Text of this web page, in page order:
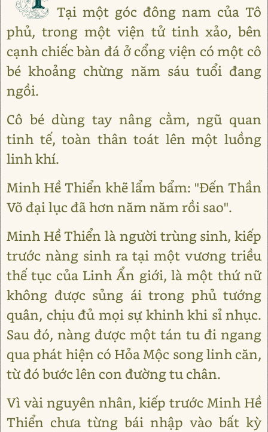
Tại một góc đông nam của Tô
phủ, trong một viện tử tinh xảo, bên
cạnh chiếc bàn đá ở cổng viện có một cô
bé khoảng chừng năm sáu tuổi đang
ngồi.
Cô bé dùng tay nâng cằm, ngũ quan
tinh tế, toàn thân toát lên một luồng
linh khí.
Minh Hề Thiển khẽ lẩm bẩm: "Đến Thần
Võ đại lục đã hơn năm năm rồi sao".
Minh Hề Thiển là người trùng sinh, kiếp
trước nàng sinh ra tại một vương triều
thế tục của Linh Ẩn giới, là một thứ nữ
không được sủng ái trong phủ tướng
quân, chịu đủ mọi sự khinh khi sỉ nhục.
Sau đó, nàng được một tán tu đi ngang
qua phát hiện có Hỏa Mộc song linh căn,
từ đó bước lên con đường tu chân.
Vì vài nguyên nhân, kiếp trước Minh Hề
Thiển chưa từng bái nhập vào bất kỳ